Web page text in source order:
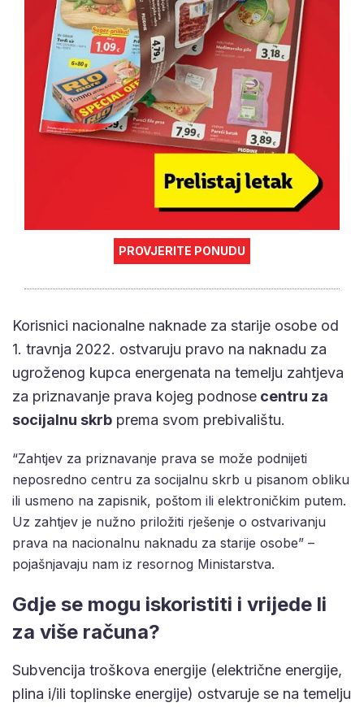
PROVJERITE PONUDU
Korisnici nacionalne naknade za starije osobe od
1. travnja 2022. ostvaruju pravo na naknadu za
ugroženog kupca energenata na temelju zahtjeva
za priznavanje prava kojeg podnose centru za
socijalnu skrb prema svom prebivalištu.
“Zahtjev za priznavanje prava se može podnijeti
neposredno centru za socijalnu skrb u pisanom obliku
ili usmeno na zapisnik, poštom ili elektroničkim putem.
Uz zahtjev je nužno priložiti rješenje o ostvarivanju
prava na nacionalnu naknadu za starije osobe” –
pojašnjavaju nam iz resornog Ministarstva.
Gdje se mogu iskoristiti i vrijede li
za više računa?
Subvencija troškova energije (električne energije,
plina i/ili toplinske energije) ostvaruje se na temelju